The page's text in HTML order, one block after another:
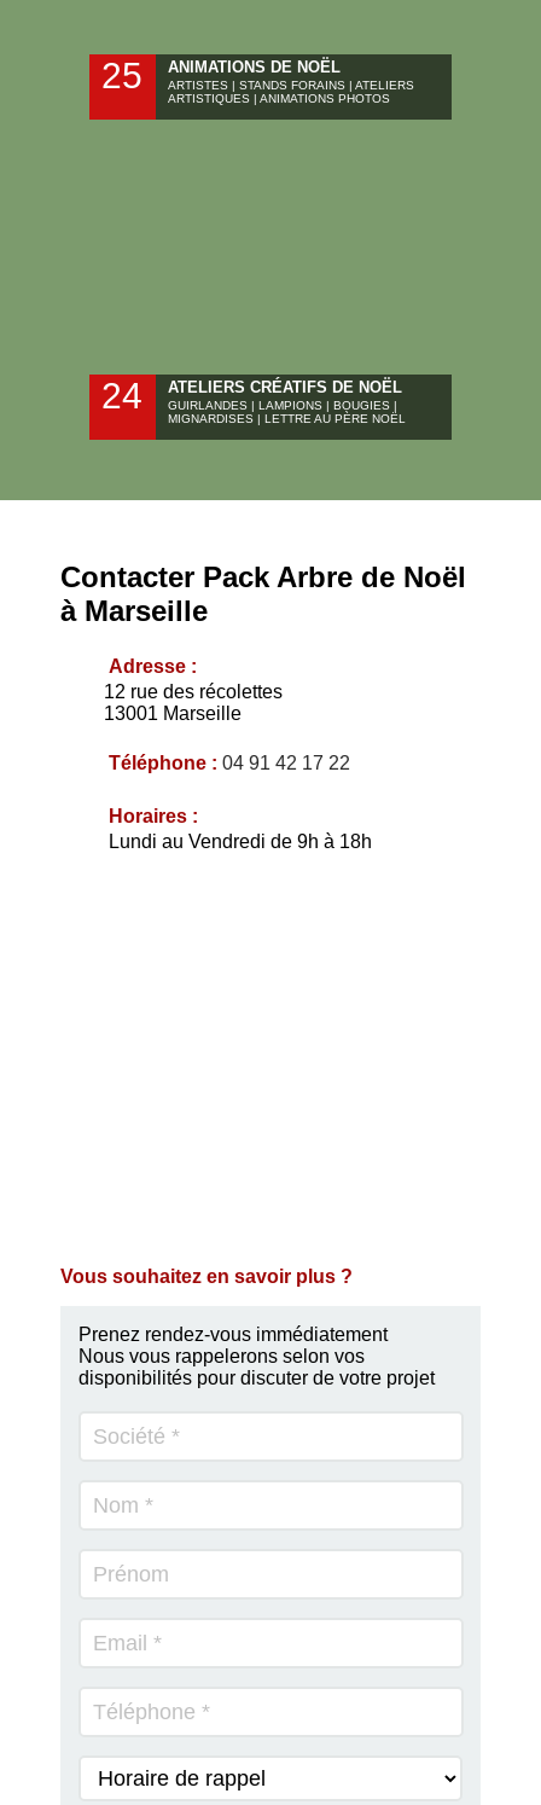
25 ANIMATIONS DE NOËL
ARTISTES | STANDS FORAINS | ATELIERS
ARTISTIQUES | ANIMATIONS PHOTOS
24 ATELIERS CRÉATIFS DE NOËL
GUIRLANDES | LAMPIONS | BOUGIES |
MIGNARDISES | LETTRE AU PÈRE NOËL
Contacter Pack Arbre de Noël
à Marseille
Adresse :
12 rue des récolettes
13001 Marseille
Téléphone : 04 91 42 17 22
Horaires :
Lundi au Vendredi de 9h à 18h
Vous souhaitez en savoir plus ?
Prenez rendez-vous immédiatement
Nous vous rappelerons selon vos
disponibilités pour discuter de votre projet